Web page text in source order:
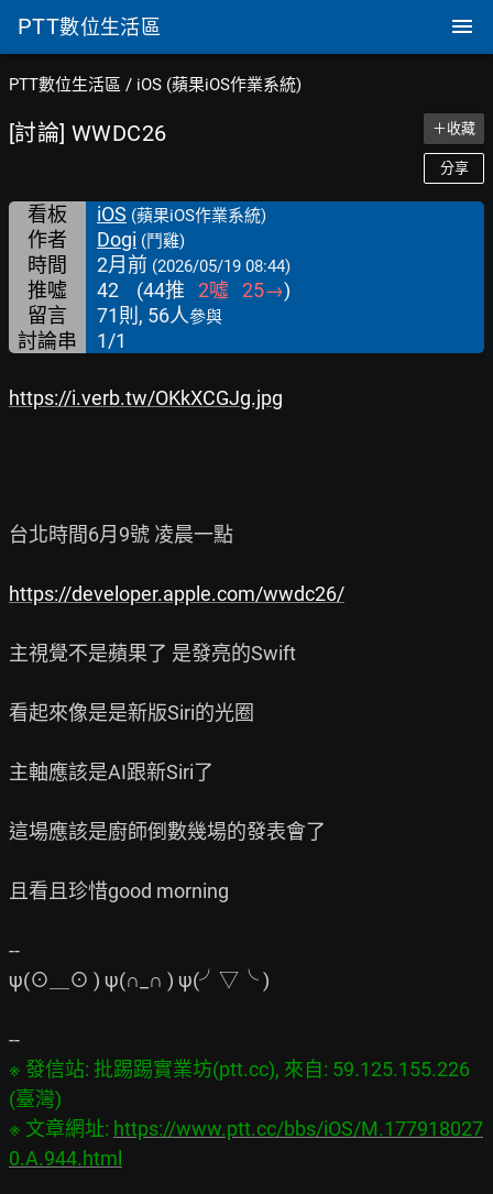
PTT數位生活區
PTT數位生活區 / iOS (蘋果iOS作業系統)
[討論] WWDC26 ＋收藏
分享
看板 iOS (蘋果iOS作業系統)
作者 Dogi (鬥雞)
時間 2月前 (2026/05/19 08:44)
推噓 42 (44推 2噓 25→)
留言
71則, 56人參與
討論串 1/1
https://i.verb.tw/OKkXCGJg.jpg
台北時間6月9號 凌晨一點
https://developer.apple.com/wwdc26/
主視覺不是蘋果了 是發亮的Swift
看起來像是是新版Siri的光圈
主軸應該是AI跟新Siri了
這場應該是廚師倒數幾場的發表會了
且看且珍惜good morning
--
ψ(⊙＿⊙ ) ψ(∩_∩ ) ψ(╯▽╰ )
※ 發信站: 批踢踢實業坊(ptt.cc), 來自: 59.125.155.226
(臺灣)
※ 文章網址: https://www.ptt.cc/bbs/iOS/M.177918027
0.A.944.html